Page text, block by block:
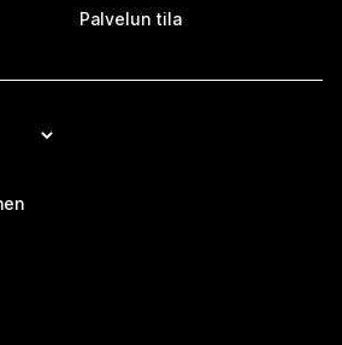
Palvelun tila